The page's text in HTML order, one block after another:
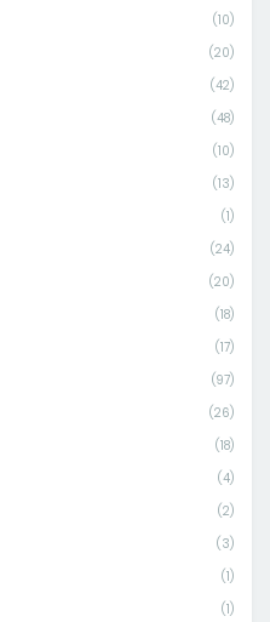
(10)
(20)
(42)
(48)
(10)
(13)
(1)
(24)
(20)
(18)
(17)
(97)
(26)
(18)
(4)
(2)
(3)
(1)
(1)